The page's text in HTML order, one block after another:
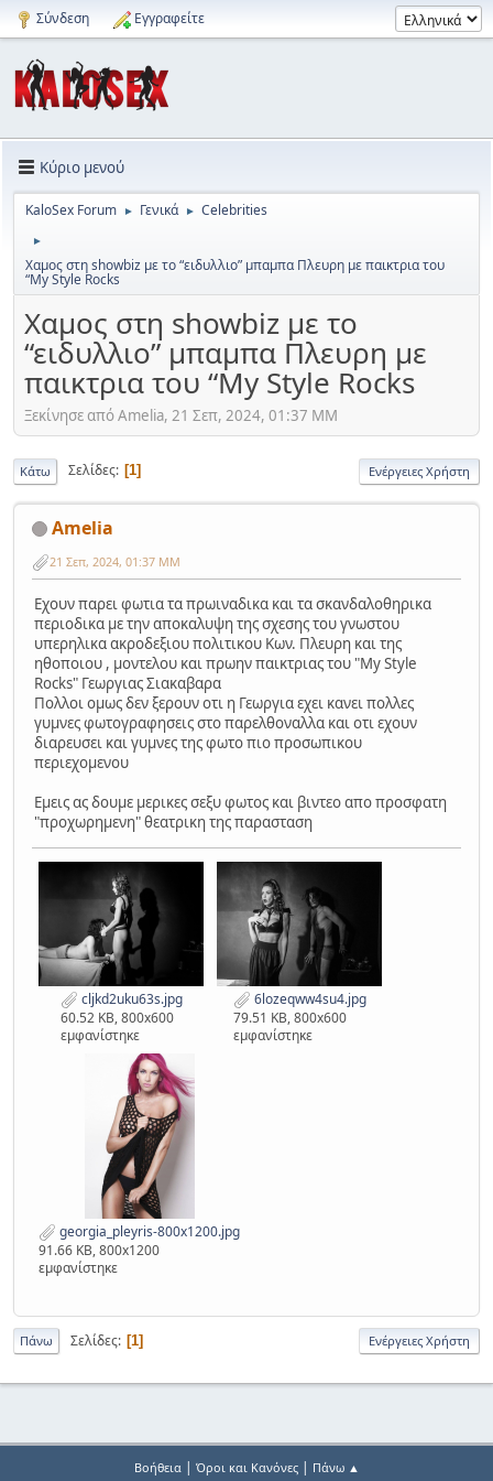
Σύνδεση Εγγραφείτε
Κύριο μενού
KaloSex Forum ► Γενικά ► Celebrities
►
Χαμος στη showbiz με το “ειδυλλιο” μπαμπα Πλευρη με παικτρια του
“My Style Rocks
Χαμος στη showbiz με το
“ειδυλλιο” μπαμπα Πλευρη με
παικτρια του “My Style Rocks
Ξεκίνησε από Amelia, 21 Σεπ, 2024, 01:37 ΜΜ
Κάτω Σελίδες 1 Ενέργειες Χρήστη
Amelia
21 Σεπ, 2024, 01:37 ΜΜ
Eχουν παρει φωτια τα πρωιναδικα και τα σκανδαλοθηρικα
περιοδικα με την αποκαλυψη της σχεσης του γνωστου
υπερηλικα ακροδεξιου πολιτικου Κων. Πλευρη και της
ηθοποιου , μοντελου και πρωην παικτριας του "My Style
Rocks" Γεωργιας Σιακαβαρα
Πολλοι ομως δεν ξερουν οτι η Γεωργια εχει κανει πολλες
γυμνες φωτογραφησεις στο παρελθοναλλα και οτι εχουν
διαρευσει και γυμνες της φωτο πιο προσωπικου
περιεχομενου
Εμεις ας δουμε μερικες σεξυ φωτος και βιντεο απο προσφατη
"προχωρημενη" θεατρικη της παρασταση
cljkd2uku63s.jpg
60.52 KB, 800x600
εμφανίστηκε
6lozeqww4su4.jpg
79.51 KB, 800x600
εμφανίστηκε
georgia_pleyris-800x1200.jpg
91.66 KB, 800x1200
εμφανίστηκε
Πάνω Σελίδες 1 Ενέργειες Χρήστη
Βοήθεια| Όροι και Κανόνες| Πάνω ▲